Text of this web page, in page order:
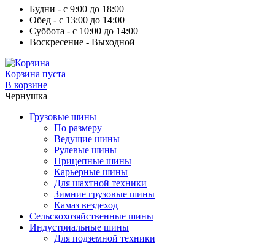
Будни - с 9:00 до 18:00
Обед - с 13:00 до 14:00
Суббота - с 10:00 до 14:00
Воскресение - Выходной
Корзина пуста
В корзине
Чернушка
Грузовые шины
По размеру
Ведущие шины
Рулевые шины
Прицепные шины
Карьерные шины
Для шахтной техники
Зимние грузовые шины
Камаз вездеход
Сельскохозяйственные шины
Индустриальные шины
Для подземной техники